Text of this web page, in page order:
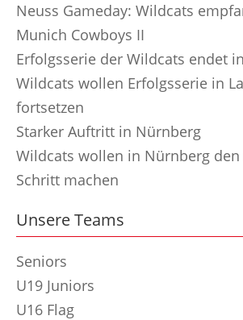
Neuss Gameday: Wildcats
Munich Cowboys II
Erfolgsserie der Wildcats endet
Wildcats wollen Erfolgsserie in
fortsetzen
Starker Auftritt in Nürnberg
Wildcats wollen in Nürnberg den
Schritt machen
Unsere Teams
Seniors
U19 Juniors
U16 Flag